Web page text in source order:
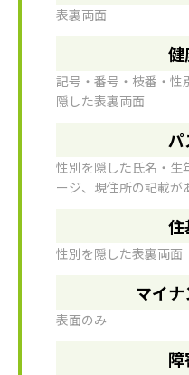
表裏両面
健
記号・番号・枝番・性
隠した表裏両面
パ
性別を隠した氏名・生
ージ、現住所の記載が
住
性別を隠した表裏両面
マイ
表面のみ